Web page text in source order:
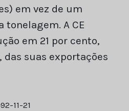
em vez de um
tonelagem. A CE
em 21 por cento,
suas exportações
11-21